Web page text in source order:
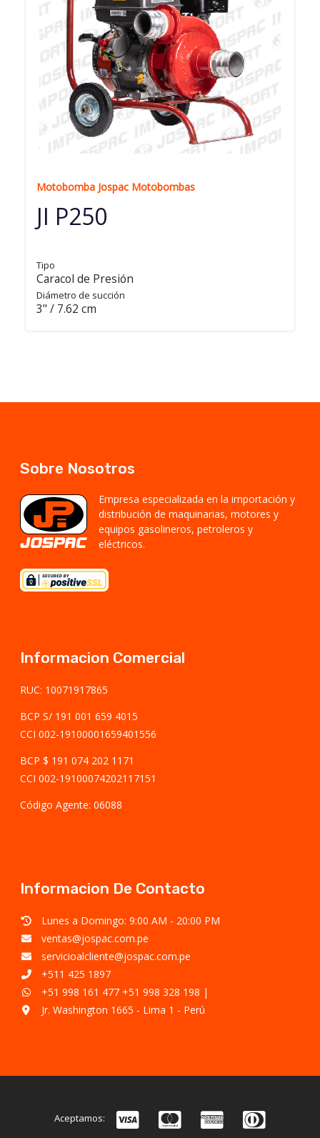
Motobomba Jospac Motobombas
JI P250
Tipo
Caracol de Presión
Diámetro de succión
3" / 7.62 cm
Sobre Nosotros
Empresa especializada en la importación y
distribución de maquinarias, motores y
equipos gasolineros, petroleros y
eléctricos.
Informacion Comercial
RUC: 10071917865
BCP S/ 191 001 659 4015
CCI 002-19100001659401556
BCP $ 191 074 202 1171
CCI 002-19100074202117151
Código Agente: 06088
Informacion De Contacto
Lunes a Domingo: 9:00 AM - 20:00 PM
ventas@jospac.com.pe
servicioalcliente@jospac.com.pe
+511 425 1897
+51 998 161 477 +51 998 328 198 |
Jr. Washington 1665 - Lima 1 - Perú
Aceptamos: